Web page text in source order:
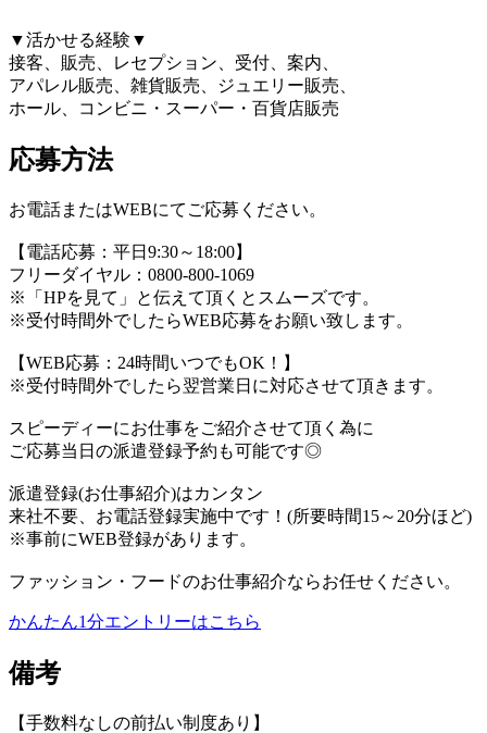
▼活かせる経験▼
接客、販売、レセプション、受付、案内、
アパレル販売、雑貨販売、ジュエリー販売、
ホール、コンビニ・スーパー・百貨店販売
応募方法
お電話またはWEBにてご応募ください。
【電話応募：平日9:30～18:00】
フリーダイヤル：0800-800-1069
※「HPを見て」と伝えて頂くとスムーズです。
※受付時間外でしたらWEB応募をお願い致します。
【WEB応募：24時間いつでもOK！】
※受付時間外でしたら翌営業日に対応させて頂きます。
スピーディーにお仕事をご紹介させて頂く為に
ご応募当日の派遣登録予約も可能です◎
派遣登録(お仕事紹介)はカンタン
来社不要、お電話登録実施中です！(所要時間15～20分ほど)
※事前にWEB登録があります。
ファッション・フードのお仕事紹介ならお任せください。
かんたん1分エントリーはこちら
備考
【手数料なしの前払い制度あり】